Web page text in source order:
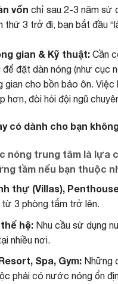
vốn chỉ sau 2-3 năm sử
thứ 3 trở đi, bạn bắt đầu
gian & Kỹ thuật:Cần
đặt dàn nóng (như cục
gian cho bồn bảo ôn. Việc
hơn, đòi hỏi đội ngũ
có dành cho bạn
nóng trung tâm là lựa
tầm nếu bạn thuộc
thự (Villas),
3 phòng tắm trở lên.
hệ:Nhu cầu sử dụng
nhiều nơi.
Spa, Gym:Những
phải có nước nóng ổn